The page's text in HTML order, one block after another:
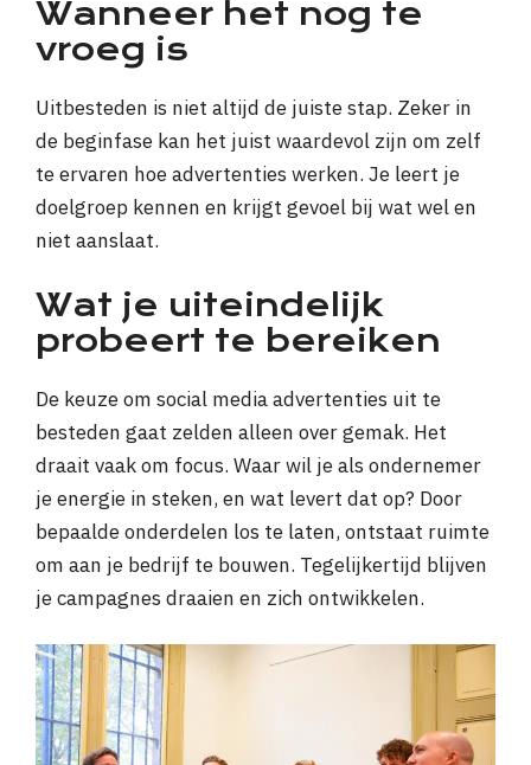
Wanneer het nog te
vroeg is
Uitbesteden is niet altijd de juiste stap. Zeker in
de beginfase kan het juist waardevol zijn om zelf
te ervaren hoe advertenties werken. Je leert je
doelgroep kennen en krijgt gevoel bij wat wel en
niet aanslaat.
Wat je uiteindelijk
probeert te bereiken
De keuze om social media advertenties uit te
besteden gaat zelden alleen over gemak. Het
draait vaak om focus. Waar wil je als ondernemer
je energie in steken, en wat levert dat op? Door
bepaalde onderdelen los te laten, ontstaat ruimte
om aan je bedrijf te bouwen. Tegelijkertijd blijven
je campagnes draaien en zich ontwikkelen.